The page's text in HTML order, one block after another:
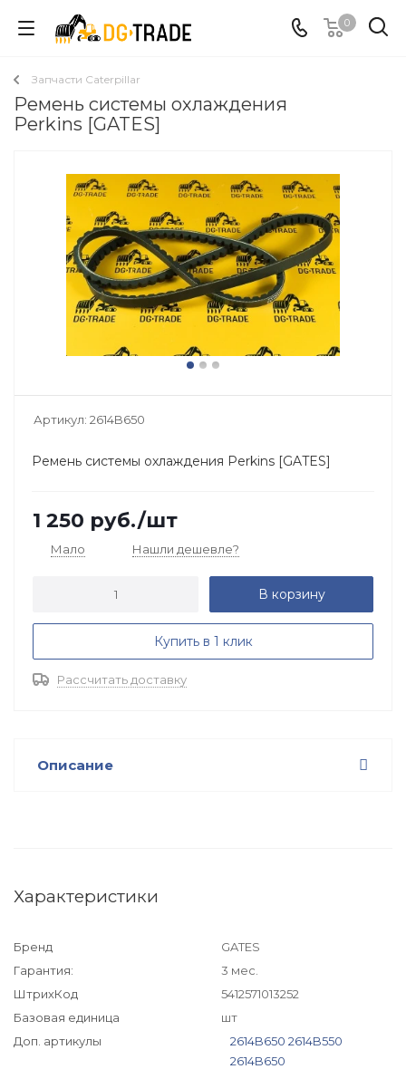
0
Запчасти Caterpillar
Ремень системы охлаждения
Perkins [GATES]
Артикул: 2614B650
Ремень системы охлаждения Perkins [GATES]
1 250 руб./шт
Мало Нашли дешевле?
В корзину
Купить в 1 клик
Рассчитать доставку
Описание
Характеристики
Бренд
GATES
Гарантия:
3 мес.
ШтрихКод
5412571013252
Базовая единица
шт
Доп. артикулы
2614B650 2614B550
2614B650